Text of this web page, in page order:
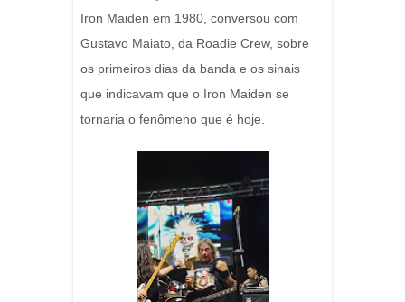
Iron Maiden em 1980, conversou com
Gustavo Maiato, da Roadie Crew, sobre
os primeiros dias da banda e os sinais
que indicavam que o Iron Maiden se
tornaria o fenômeno que é hoje.